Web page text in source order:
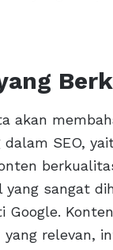
akan
SEO,
sangat
Google.
relevan,